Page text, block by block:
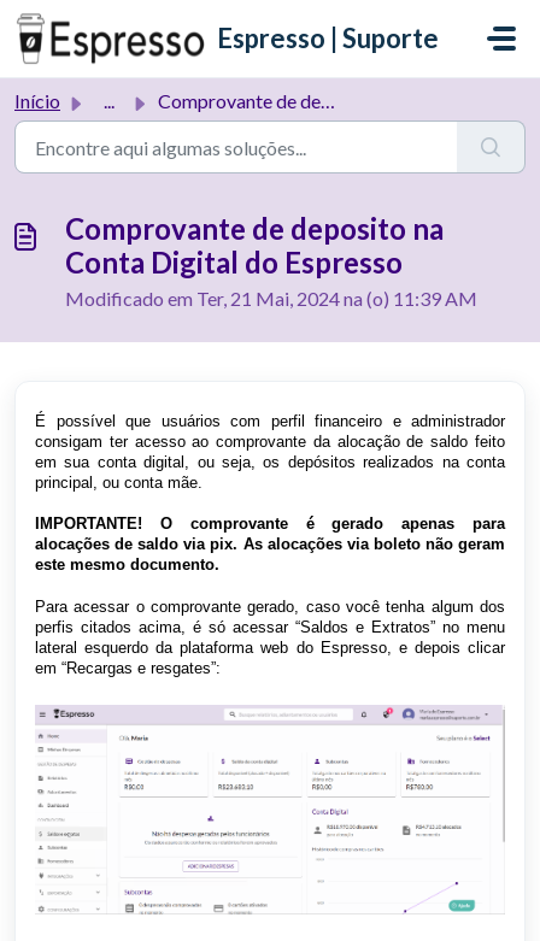
Ir para o conteúdo principal
Espresso | Suporte
Início ... Comprovante de deposito na Conta Digital do Espresso
Comprovante de deposito na
Conta Digital do Espresso
Modificado em Ter, 21 Mai, 2024 na (o) 11:39 AM
É possível que usuários com perfil financeiro e administrador
consigam ter acesso ao comprovante da alocação de saldo feito
em sua conta digital, ou seja, os depósitos realizados na conta
principal, ou conta mãe.
IMPORTANTE! O comprovante é gerado apenas para
alocações de saldo via pix. As alocações via boleto não geram
este mesmo documento.
Para acessar o comprovante gerado, caso você tenha algum dos
perfis citados acima, é só acessar “Saldos e Extratos” no menu
lateral esquerdo da plataforma web do Espresso, e depois clicar
em “Recargas e resgates”: